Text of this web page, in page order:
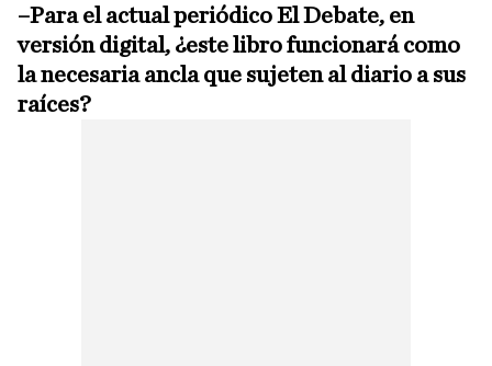
–Para el actual periódico El Debate, en
versión digital, ¿este libro funcionará como
la necesaria ancla que sujeten al diario a sus
raíces?